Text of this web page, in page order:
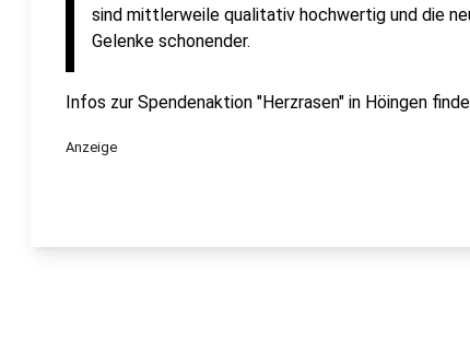
sind mittlerweile qualitativ hochwertig und die
Gelenke schonender.
Infos zur Spendenaktion "Herzrasen" in Höingen
Anzeige